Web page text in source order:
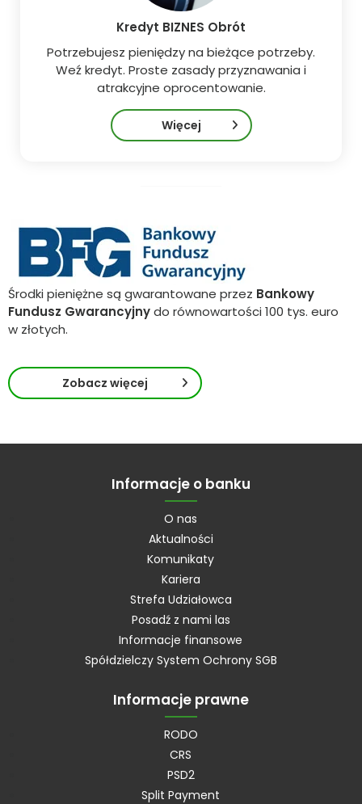
Kredyt BIZNES Obrót
Potrzebujesz pieniędzy na bieżące potrzeby.
Weź kredyt. Proste zasady przyznawania i
atrakcyjne oprocentowanie.
Więcej
Środki pieniężne są gwarantowane przez Bankowy
Fundusz Gwarancyjnydo równowartości 100 tys. euro
w złotych.
Zobacz więcej
Informacje o banku
O nas
Aktualności
Komunikaty
Kariera
Strefa Udziałowca
Posadź z nami las
Informacje finansowe
Spółdzielczy System Ochrony SGB
Informacje prawne
RODO
CRS
PSD2
Split Payment